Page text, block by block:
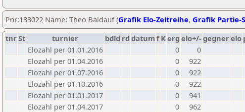
Pnr:133022 Name: Theo Baldauf (Grafik Elo-Zeitreihe, Grafik Partie-
tnrSt turnier bdld rd datumf Kerg elo+/-gegnerelo
Elozahl per 01.01.2016
0
0
Elozahl per 01.04.2016
0
922
Elozahl per 01.07.2016
0
922
Elozahl per 01.10.2016
0
922
Elozahl per 01.01.2017
0
941
Elozahl per 01.04.2017
0
962